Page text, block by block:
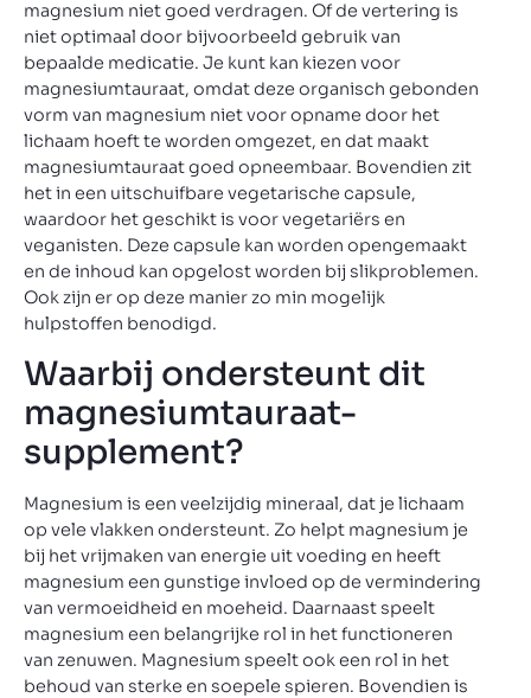
magnesium niet goed verdragen. Of de vertering is
niet optimaal door bijvoorbeeld gebruik van
bepaalde medicatie. Je kunt kan kiezen voor
magnesiumtauraat, omdat deze organisch gebonden
vorm van magnesium niet voor opname door het
lichaam hoeft te worden omgezet, en dat maakt
magnesiumtauraat goed opneembaar. Bovendien zit
het in een uitschuifbare vegetarische capsule,
waardoor het geschikt is voor vegetariërs en
veganisten. Deze capsule kan worden opengemaakt
en de inhoud kan opgelost worden bij slikproblemen.
Ook zijn er op deze manier zo min mogelijk
hulpstoffen benodigd.
Waarbij ondersteunt dit
magnesiumtauraat-
supplement?
Magnesium is een veelzijdig mineraal, dat je lichaam
op vele vlakken ondersteunt. Zo helpt magnesium je
bij het vrijmaken van energie uit voeding en heeft
magnesium een gunstige invloed op de vermindering
van vermoeidheid en moeheid. Daarnaast speelt
magnesium een belangrijke rol in het functioneren
van zenuwen. Magnesium speelt ook een rol in het
behoud van sterke en soepele spieren. Bovendien is